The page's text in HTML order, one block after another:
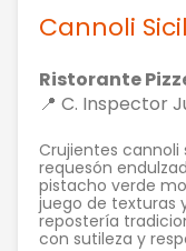
Cannoli
Ristorante
📍 C. Inspector
Crujientes cannoli
requesón
pistacho verde
juego de texturas
repostería
con sutileza y